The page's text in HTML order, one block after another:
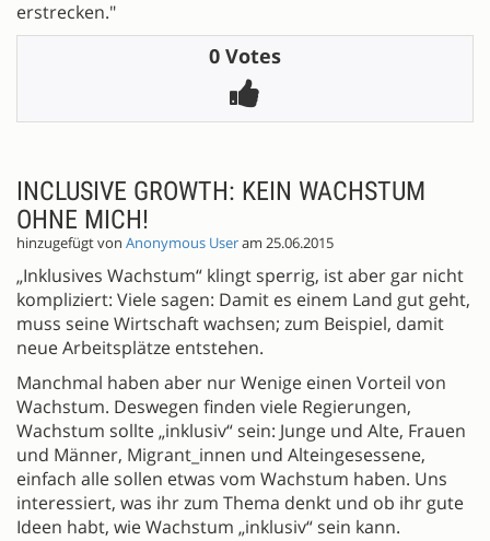
erstrecken."
0 Votes
INCLUSIVE GROWTH: KEIN WACHSTUM
OHNE MICH!
hinzugefügt von Anonymous Useram 25.06.2015
„Inklusives Wachstum“ klingt sperrig, ist aber gar nicht
kompliziert: Viele sagen: Damit es einem Land gut geht,
muss seine Wirtschaft wachsen; zum Beispiel, damit
neue Arbeitsplätze entstehen.
Manchmal haben aber nur Wenige einen Vorteil von
Wachstum. Deswegen finden viele Regierungen,
Wachstum sollte „inklusiv“ sein: Junge und Alte, Frauen
und Männer, Migrant_innen und Alteingesessene,
einfach alle sollen etwas vom Wachstum haben. Uns
interessiert, was ihr zum Thema denkt und ob ihr gute
Ideen habt, wie Wachstum „inklusiv“ sein kann.